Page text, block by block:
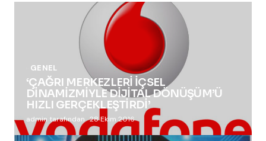
GENEL
‘ÇAĞRI MERKEZLERİ İÇSEL
DİNAMİZMİYLE DİJİTAL DÖNÜŞÜM’Ü
HIZLI GERÇEKLEŞTİRDİ’
admin tarafından 28 Ekim 2016